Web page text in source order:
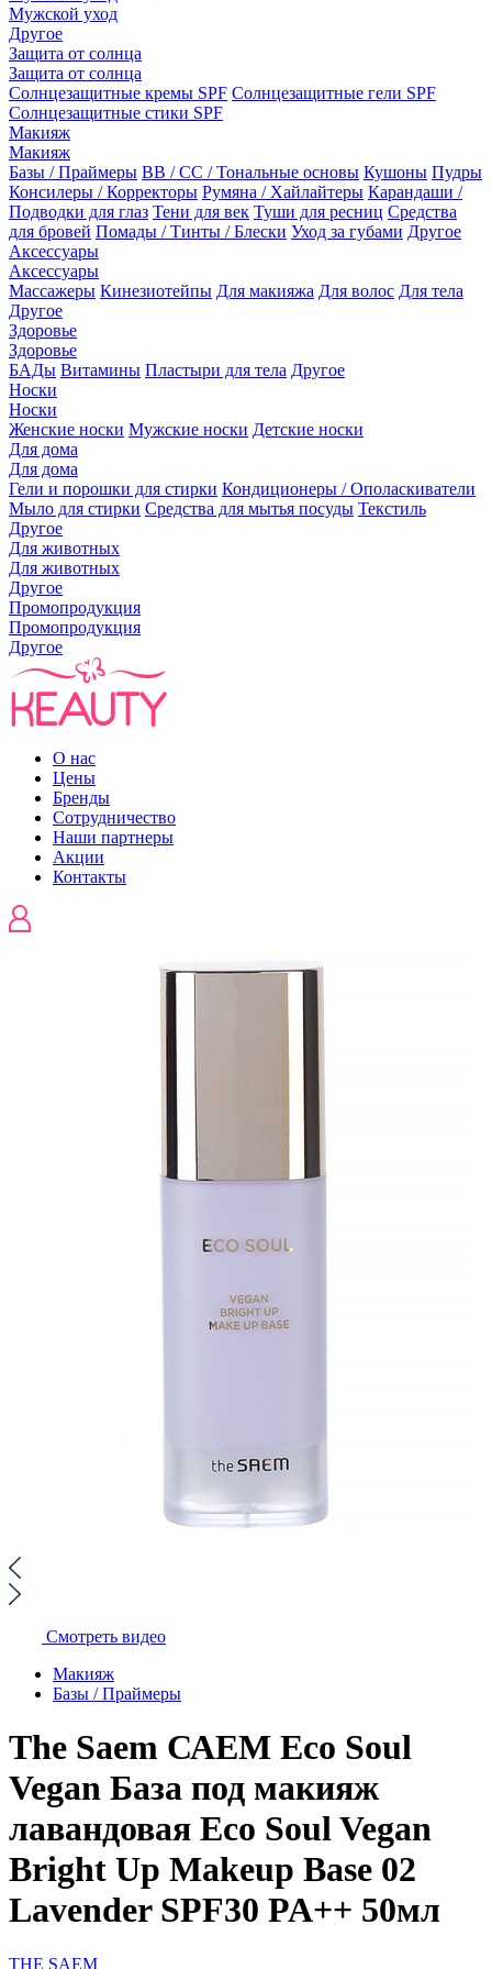
Мужской уход
Другое
Защита от солнца
Защита от солнца
Солнцезащитные кремы SPF Солнцезащитные гели SPF
Солнцезащитные стики SPF
Макияж
Макияж
Базы / Праймеры BB / CC / Тональные основы Кушоны Пудры
Консилеры / Корректоры Румяна / Хайлайтеры Карандаши /
Подводки для глаз Тени для век Туши для ресниц Средства
для бровей Помады / Тинты / Блески Уход за губами Другое
Аксессуары
Аксессуары
Массажеры Кинезиотейпы Для макияжа Для волос Для тела
Другое
Здоровье
Здоровье
БАДы Витамины Пластыри для тела Другое
Носки
Носки
Женские носки Мужские носки Детские носки
Для дома
Для дома
Гели и порошки для стирки Кондиционеры / Ополаскиватели
Мыло для стирки Средства для мытья посуды Текстиль
Другое
Для животных
Для животных
Другое
Промопродукция
Промопродукция
Другое
О нас
Цены
Бренды
Сотрудничество
Наши партнеры
Акции
Контакты
Смотреть видео
Макияж
Базы / Праймеры
The Saem САЕМ Eco Soul
Vegan База под макияж
лавандовая Eco Soul Vegan
Bright Up Makeup Base 02
Lavender SPF30 PA++ 50мл
THE SAEM